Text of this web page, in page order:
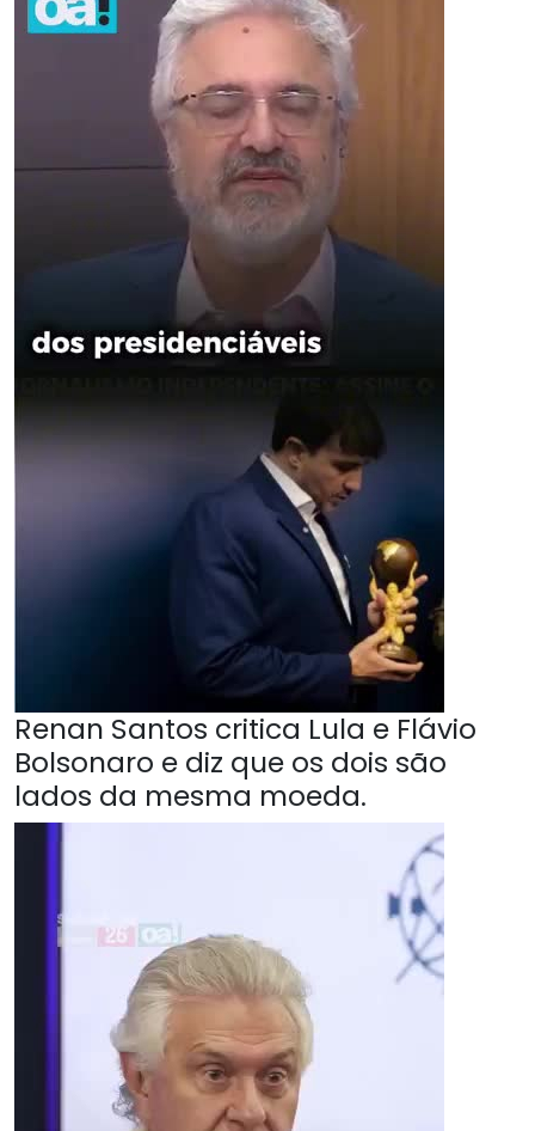
Renan Santos critica Lula e Flávio
Bolsonaro e diz que os dois são
lados da mesma moeda.